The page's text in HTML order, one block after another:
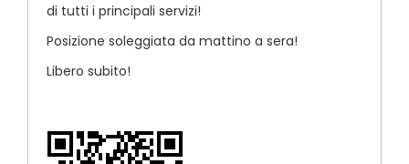
di tutti i principali servizi!
Posizione soleggiata da mattino a sera!
Libero subito!